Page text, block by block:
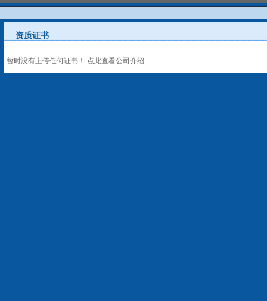
资质证书
暂时没有上传任何证书！ 点此查看公司介绍